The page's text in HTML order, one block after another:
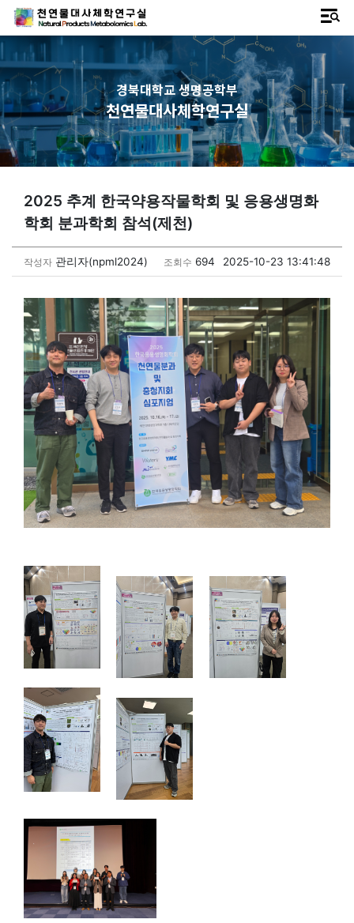
경북대학교 생명공학부
천연물대사체학연구실
2025 추계 한국약용작물학회 및 응용생명화
학회 분과학회 참석(제천)
작성자 관리자(npml2024) 조회수 694 2025-10-23 13:41:48